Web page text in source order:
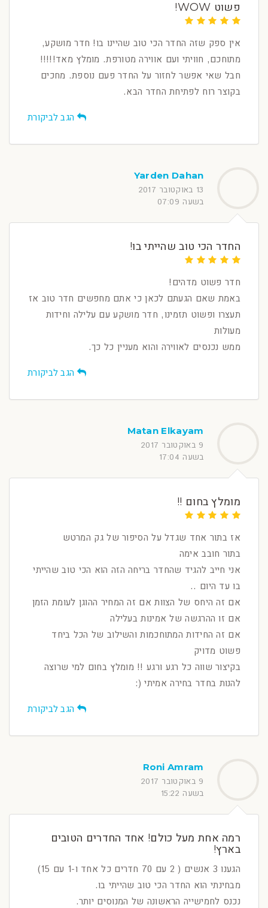
פשוט WOW!
אין ספק שזה החדר הכי טוב שהיינו בו! חדר מושקע,
מתוחכם, חוויתי ועם אווירה מטורפת. מומלץ מאד!!!!!
חבל שאי אפשר לחזור על החדר פעם נוספת. מחכים
בקוצר רוח לפתיחת החדר הבא.
הגב לביקורת
Yarden Dahan
13 באוקטובר 2017
בשעה 07:09
החדר הכי טוב שהייתי בו!
חדר פשוט מדהים!
באמת שאם הגעתם לכאן כי אתם מחפשים חדר טוב אז
תעצרו ופשוט תזמינו, חדר מושקע עם עלילה וחידות
מעולות
ממש נכנסים לאווירה והוא מעניין כל כך.
הגב לביקורת
Matan Elkayam
9 באוקטובר 2017
בשעה 17:04
מומלץ בחום !!
אז בתור אחד שגדל על הסיפור של גק המרטש
בתור חובב אימה
אני חייב להגיד שהחדר בריחה הזה הוא הכי טוב שהייתי
בו עד היום ..
אם זה היחס של הצוות אם זה המחיר ההוגן לעומת הזמן
אם זו ההרגשה של אמינות בעלילה
אם זה החידות המתוחכמות והשילוב של הכל ביחד
פשוט מדויק
בקיצור שווה כל רגע ורגע !! מומלץ בחום למי שרוצה
להנות בחדר בחירה אמיתי (:
הגב לביקורת
Roni Amram
9 באוקטובר 2017
בשעה 15:22
רמה אחת מעל כולם! אחד החדרים הטובים
בארץ!
הגענו 3 אנשים ( 2 עם 70 חדרים כל אחד ו-1 עם 15)
מבחינתי הוא החדר הכי טוב שהייתי בו.
נכנס לחמישייה הראשונה של המנוסים יותר.